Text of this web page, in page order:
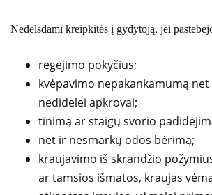
Nedelsdami kreipkitės į gydytoją, jei
regėjimo pokyčius;
kvėpavimo nepakankamumą
nedidelei apkrovai;
tinimą ar staigų svorio
net ir nesmarkų odos bėrimą;
kraujavimo iš skrandžio
ar tamsios išmatos, kraujas